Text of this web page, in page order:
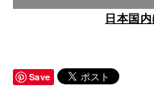
日本国
Save